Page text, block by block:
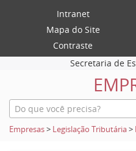
Intranet
Mapa do Site
Contraste
Secretaria de
Empresas> Legislação Tributária>